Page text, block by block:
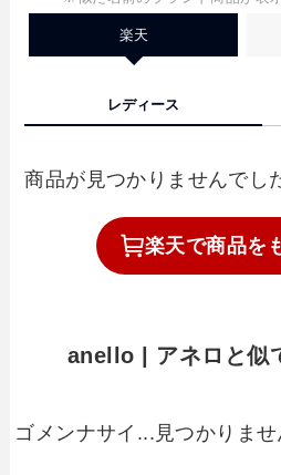
楽天
レディース
商品が見つかりませんでし
楽天で商品を
anello | アネロと似
ゴメンナサイ...見つかりませ